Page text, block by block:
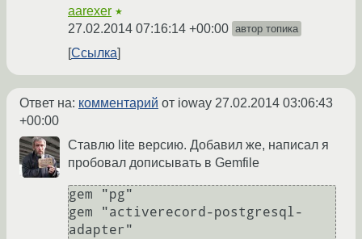
aarexer ★
27.02.2014 07:16:14 +00:00 автор топика
Ссылка
Ответ на: комментарий от ioway 27.02.2014 03:06:43
+00:00
Ставлю lite версию. Добавил же, написал я
пробовал дописывать в Gemfile
gem "pg"
gem "activerecord-postgresql-
adapter"